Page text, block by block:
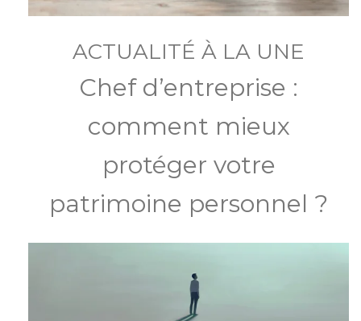
ACTUALITÉ À LA UNE
Chef d’entreprise :
comment mieux
protéger votre
patrimoine personnel ?